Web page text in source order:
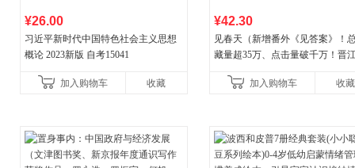
¥26.00
习近平新时代中国特色社会主义思想
概论 2023新版 自考15041
加入购物车 收藏
¥42.30
见春天（新增番外《见答案》！
藏量超35万、点击量破千万！晋
加入购物车
收藏